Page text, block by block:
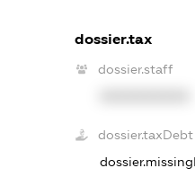
dossier.tax
dossier.staff
dossier.taxDebt